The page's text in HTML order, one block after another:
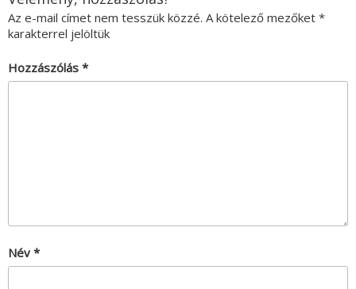
Az e-mail címet nem tesszük közzé. A kötelező mezőket *
karakterrel jelöltük
Hozzászólás *
Név *